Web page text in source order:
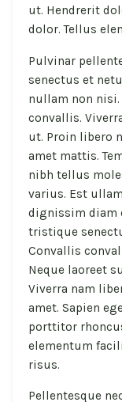
ut. Hendrerit
dolor. Tellus
Pulvinar
senectus et
nullam non
convallis.
ut. Proin libero
amet mattis.
nibh tellus
varius. Est
dignissim diam
tristique
Convallis
Neque laoreet
Viverra nam
amet. Sapien
porttitor
elementum
risus.
Pellentesque